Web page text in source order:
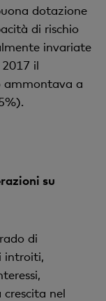
dotazione
di rischio
invariate
il
ammontava a
su
di
introiti,
nel